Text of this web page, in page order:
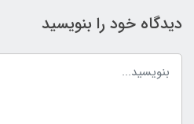
دیدگاه خود را بنویسید